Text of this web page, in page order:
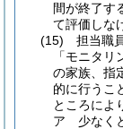
間が終了す
て評価しな
(15)
担当職
「モニタ
の家族、指
的に行うこ
ところによ
ア
少なく